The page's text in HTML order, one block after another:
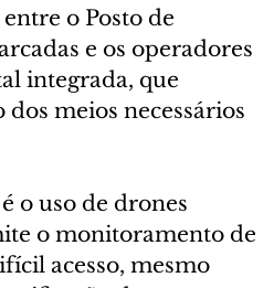
o Posto de
e os operadores
integrada, que
meios necessários
o uso de drones
o monitoramento de
acesso, mesmo